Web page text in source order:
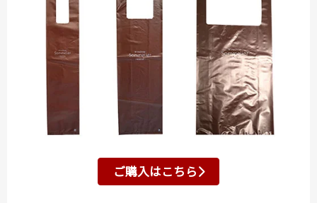
ご購入はこちら